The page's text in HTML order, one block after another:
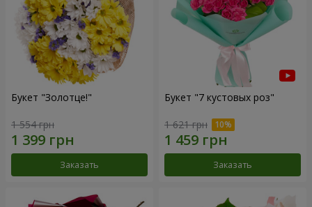
Букет "Золотце!"
1 554 грн
Заказать
Букет "7 кустовых роз"
1 621 грн
Заказать